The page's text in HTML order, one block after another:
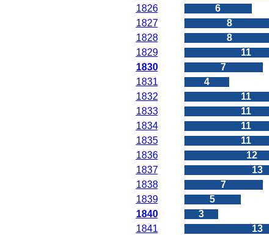
1826
6
1827
8
1828
8
1829
11
1830
7
1831
4
1832
11
1833
11
1834
11
1835
11
1836
12
1837
13
1838
7
1839
5
1840
3
1841
13